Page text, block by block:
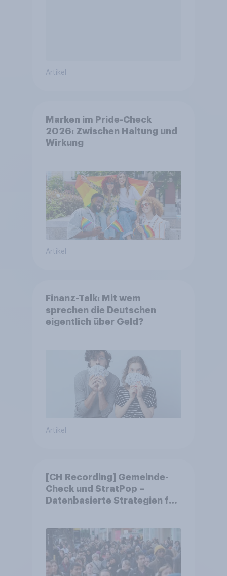
Artikel
Marken im Pride-Check
2026: Zwischen Haltung und
Wirkung
Artikel
Finanz-Talk: Mit wem
sprechen die Deutschen
eigentlich über Geld?
Artikel
[CH Recording] Gemeinde-
Check und StratPop –
Datenbasierte Strategien für